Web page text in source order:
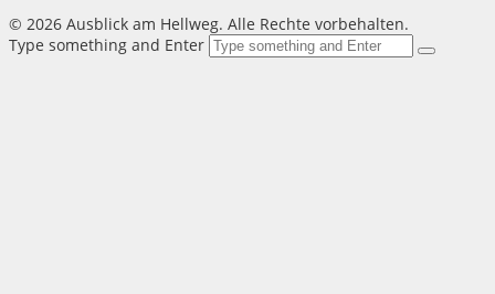
© 2026 Ausblick am Hellweg. Alle Rechte vorbehalten.
Type something and Enter